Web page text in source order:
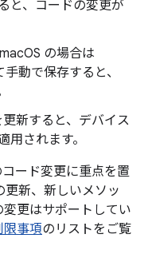
と、コードの変更が
macOS の場合は
動で保存すると、
新すると、デバイス
用されます。
ード変更に重点を置
更新、新しいメソッ
更はサポートしてい
限事項のリストをご覧